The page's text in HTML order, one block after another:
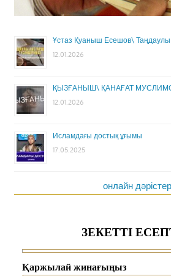
Ұстаз Қуаныш Есешов\ Таңдаулы
12.01.2026
ҚЫЗҒАНЫШ\ ҚАНАҒАТ
12.01.2026
Исламдағы достық ұғымы
17.05.2025
онлайн дәрістер